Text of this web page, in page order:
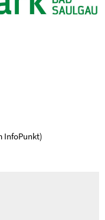
InfoPunkt)